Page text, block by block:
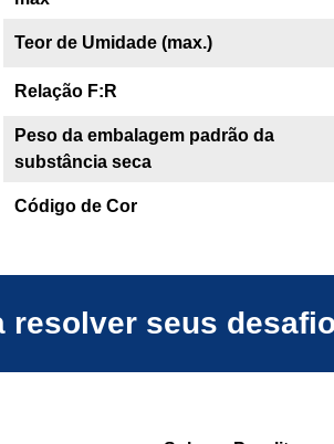
Teor de Umidade (max.)
Relação F:R
Peso da embalagem padrão da
substância seca
Código de Cor
resolver seus